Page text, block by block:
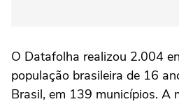
O Datafolha realizou 2.004
população brasileira de 16
Brasil, em 139 municípios. A